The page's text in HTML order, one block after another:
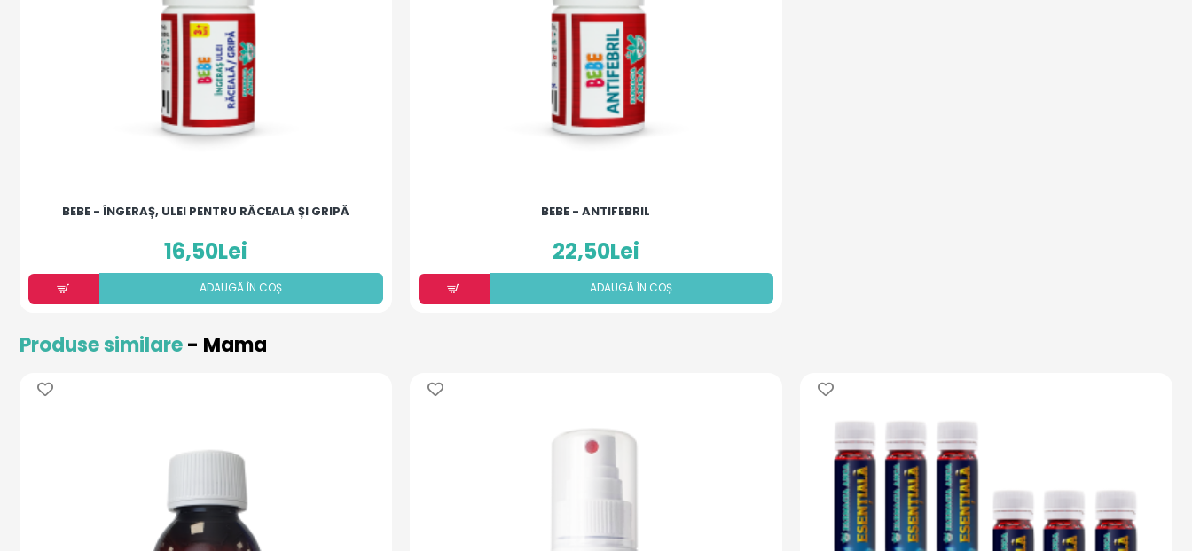
BEBE - ÎNGERAȘ, ULEI PENTRU RĂCEALA ȘI GRIPĂ
16,50Lei
ADAUGÃ ÎN COȘ
BEBE - ANTIFEBRIL
22,50Lei
ADAUGÃ ÎN COȘ
Produse similare- Mama